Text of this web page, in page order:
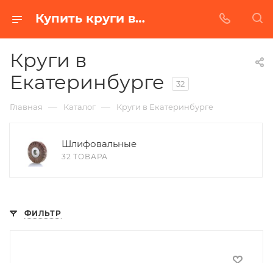
Купить круги в Екатеринбурге | Низкая цена от производителя
Круги в
Екатеринбурге
32
Главная — Каталог — Круги в Екатеринбурге
Шлифовальные
32 ТОВАРА
ФИЛЬТР